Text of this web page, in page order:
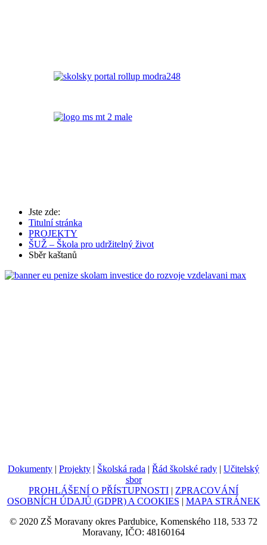
Jste zde:
Titulní stránka
PROJEKTY
ŠUŽ – Škola pro udržitelný život
Sběr kaštanů
Dokumenty | Projekty | Školská rada | Řád školské rady | Učitelský
sbor
PROHLÁŠENÍ O PŘÍSTUPNOSTI | ZPRACOVÁNÍ
OSOBNÍCH ÚDAJŮ (GDPR) A COOKIES | MAPA STRÁNEK
© 2020 ZŠ Moravany okres Pardubice, Komenského 118, 533 72
Moravany, IČO: 48160164